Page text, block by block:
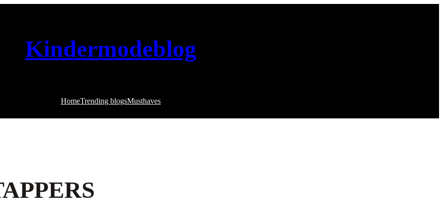
Kindermodeblog
HomeTrending blogsMusthaves